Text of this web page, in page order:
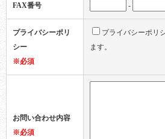
FAX番号 -
プライバシーポリ
シー
※必須
プライバシーポリ
ます。
お問い合わせ内容
※必須